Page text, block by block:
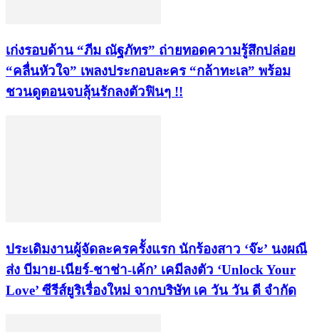
เก่งรอบด้าน “ภีม ณัฐภัทร” ถ่ายทอดความรู้สึกปล่อย
“คลื่นหัวใจ” เพลงประกอบละคร “กล้าทะเล” พร้อม
ชวนดูตอนจบลุ้นรักลงตัวฟินๆ !!
ประเดิมงานผู้จัดละครครั้งแรก นักร้องสาว ‘จ๊ะ’ นงผณี
ส่ง บีมาย-เนียร์-ชาช่า-เค้ก’ เคมีลงตัว ‘Unlock Your
Love’ ซีรีส์ยูริเรื่องใหม่ จากบริษัท เค วัน วัน ดี จำกัด